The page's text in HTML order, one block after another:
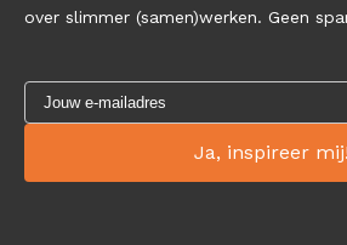
over slimmer (samen)werken. Geen